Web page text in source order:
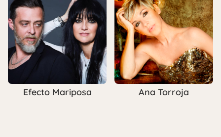
Efecto Mariposa Ana Torroja